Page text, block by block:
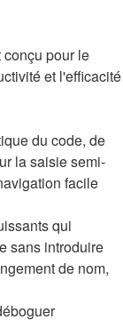
pour le
et l'efficacité
du code, de
la saisie semi-
facile
qui
sans introduire
de nom,